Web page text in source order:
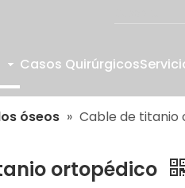
Casos Quirúrgicos
óseos » Cable de titanio
ortopédico